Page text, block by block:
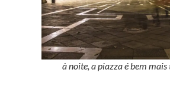
à noite, a piazza é bem